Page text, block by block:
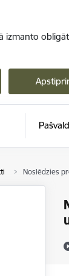
izmanto
Noslēdzies